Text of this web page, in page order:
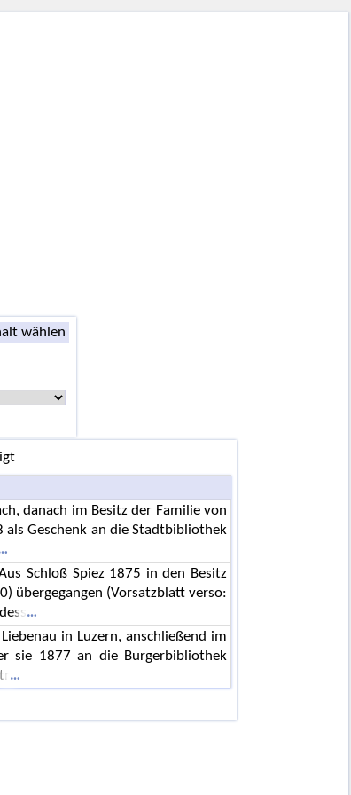
wählen
danach im Besitz der Familie von
als Geschenk an die Stadtbibliothek
Schloß Spiez 1875 in den Besitz
übergegangen (Vorsatzblatt verso:
in Luzern, anschließend im
sie 1877 an die Burgerbibliothek